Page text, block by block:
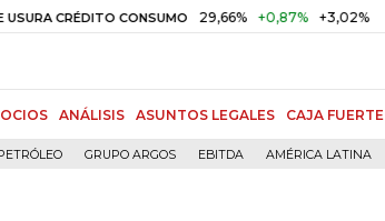
CONSUMO 29,66% +0,87% +3,02% DTF
ANÁLISIS ASUNTOS LEGALES CAJA FUERTE
GRUPO ARGOS EBITDA AMÉRICA LATINA